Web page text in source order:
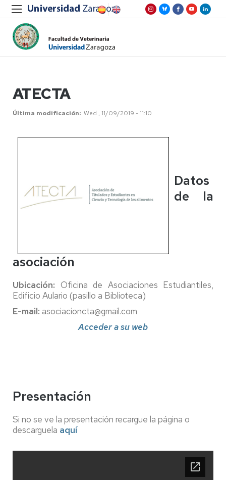
ATECTA
Última modificación Wed , 11/09/2019 - 11:10
Datos
de la
asociación
Ubicación: Oficina de Asociaciones Estudiantiles,
Edificio Aulario (pasillo a Biblioteca)
E-mail: asociacioncta@gmail.com
Acceder a su web
Presentación
Si no se ve la presentación recargue la página o
descarguela aquí